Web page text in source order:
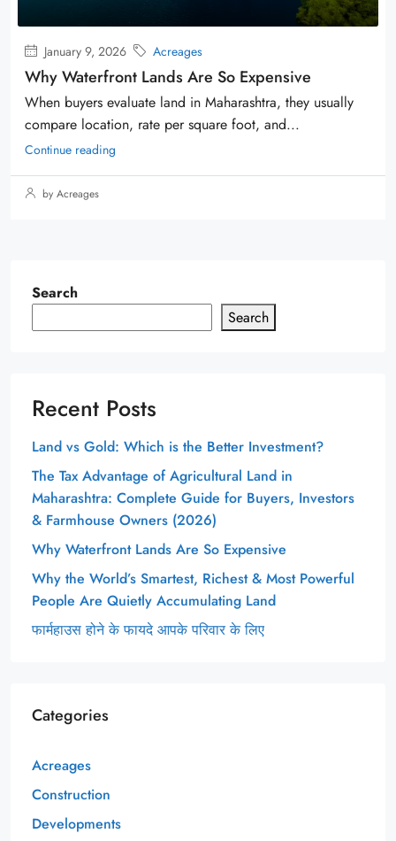
January 9, 2026 Acreages
Why Waterfront Lands Are So Expensive
When buyers evaluate land in Maharashtra, they usually
compare location, rate per square foot, and...
Continue reading
by Acreages
Search
Search
Recent Posts
Land vs Gold: Which is the Better Investment?
The Tax Advantage of Agricultural Land in
Maharashtra: Complete Guide for Buyers, Investors
& Farmhouse Owners (2026)
Why Waterfront Lands Are So Expensive
Why the World’s Smartest, Richest & Most Powerful
People Are Quietly Accumulating Land
फार्महाउस होने के फायदे आपके परिवार के लिए
Categories
Acreages
Construction
Developments